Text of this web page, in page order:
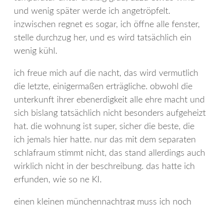
und wenig später werde ich angetröpfelt.
inzwischen regnet es sogar, ich öffne alle fenster,
stelle durchzug her, und es wird tatsächlich ein
wenig kühl.
ich freue mich auf die nacht, das wird vermutlich
die letzte, einigermaßen erträgliche. obwohl die
unterkunft ihrer ebenerdigkeit alle ehre macht und
sich bislang tatsächlich nicht besonders aufgeheizt
hat. die wohnung ist super, sicher die beste, die
ich jemals hier hatte. nur das mit dem separaten
schlafraum stimmt nicht, das stand allerdings auch
wirklich nicht in der beschreibung. das hatte ich
erfunden, wie so ne KI.
einen kleinen münchennachtrag muss ich noch